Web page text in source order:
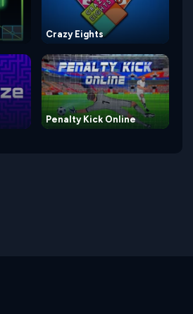
Crazy Eights
Penalty Kick Online